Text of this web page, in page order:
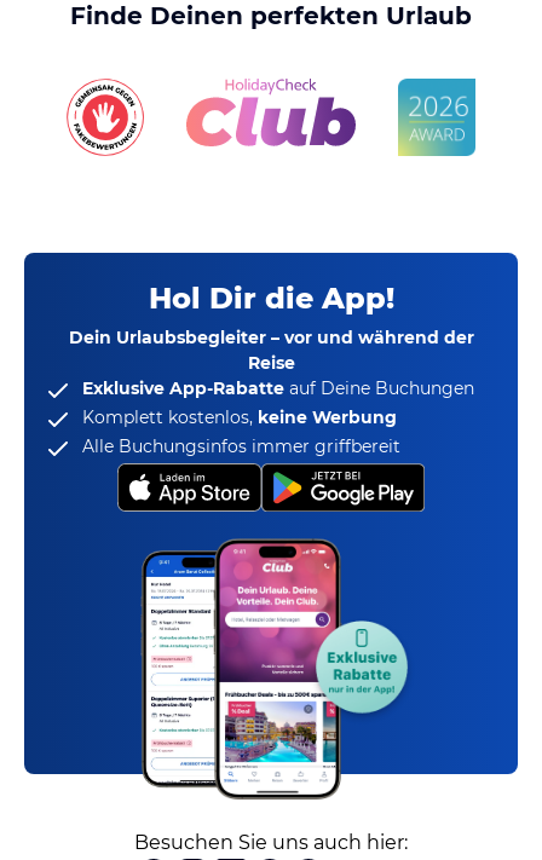
Finde Deinen perfekten Urlaub
Hol Dir die App!
Dein Urlaubsbegleiter – vor und während der
Reise
Exklusive App-Rabatte auf Deine Buchungen
Komplett kostenlos, keine Werbung
Alle Buchungsinfos immer griffbereit
Besuchen Sie uns auch hier: